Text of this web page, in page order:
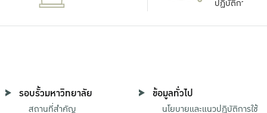
รอบรั้วมหาวิทยาลัย
สถานที่สำคัญ
ข้อมูลทั่วไป
นโยบายและแนวปฏิบัติการใช้